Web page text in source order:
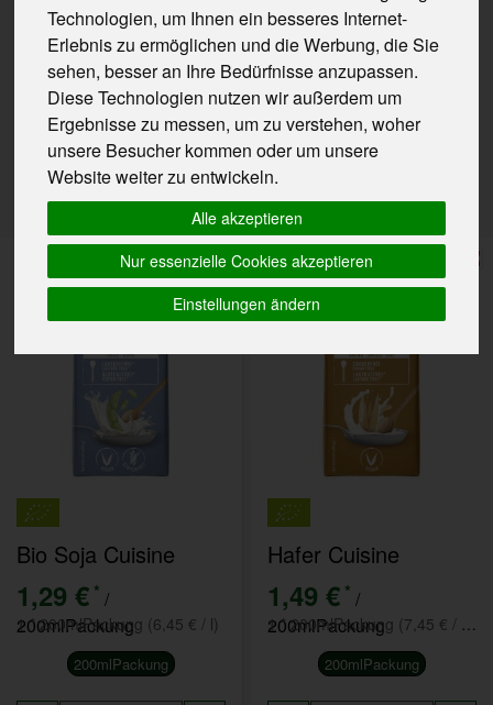
Technologien, um Ihnen ein besseres Internet-
Erlebnis zu ermöglichen und die Werbung, die Sie
sehen, besser an Ihre Bedürfnisse anzupassen.
Diese Technologien nutzen wir außerdem um
Ergebnisse zu messen, um zu verstehen, woher
unsere Besucher kommen oder um unsere
Website weiter zu entwickeln.
Alle akzeptieren
Nur essenzielle Cookies akzeptieren
Einstellungen ändern
Hersteller Ernährung Allergene
Bio Soja Cuisine
1,29 € * /
200mlPackung
1 * 200mlPackung (6,45 € / l)
200mlPackung
Hafer Cuisine
1,49 € * /
200mlPackung
200mlPackung